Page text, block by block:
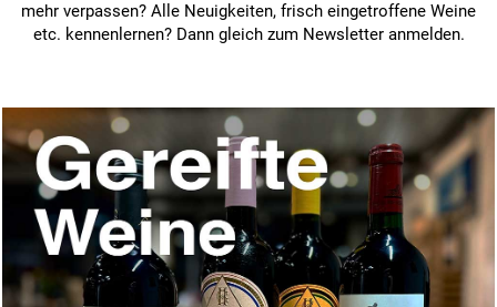
mehr verpassen? Alle Neuigkeiten, frisch eingetroffene Weine
etc. kennenlernen? Dann gleich zum Newsletter anmelden.